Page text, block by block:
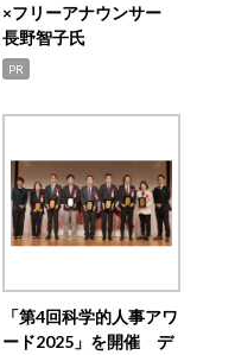
×フリーアナウンサー
長野智子氏
PR
「第4回科学的人事アワ
ード2025」を開催 デ